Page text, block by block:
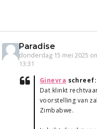
Paradise
donderdag 15 mei 2025
13:31
Ginevra schreef:
Dat klinkt
voorstelling van
Zimbabwe.